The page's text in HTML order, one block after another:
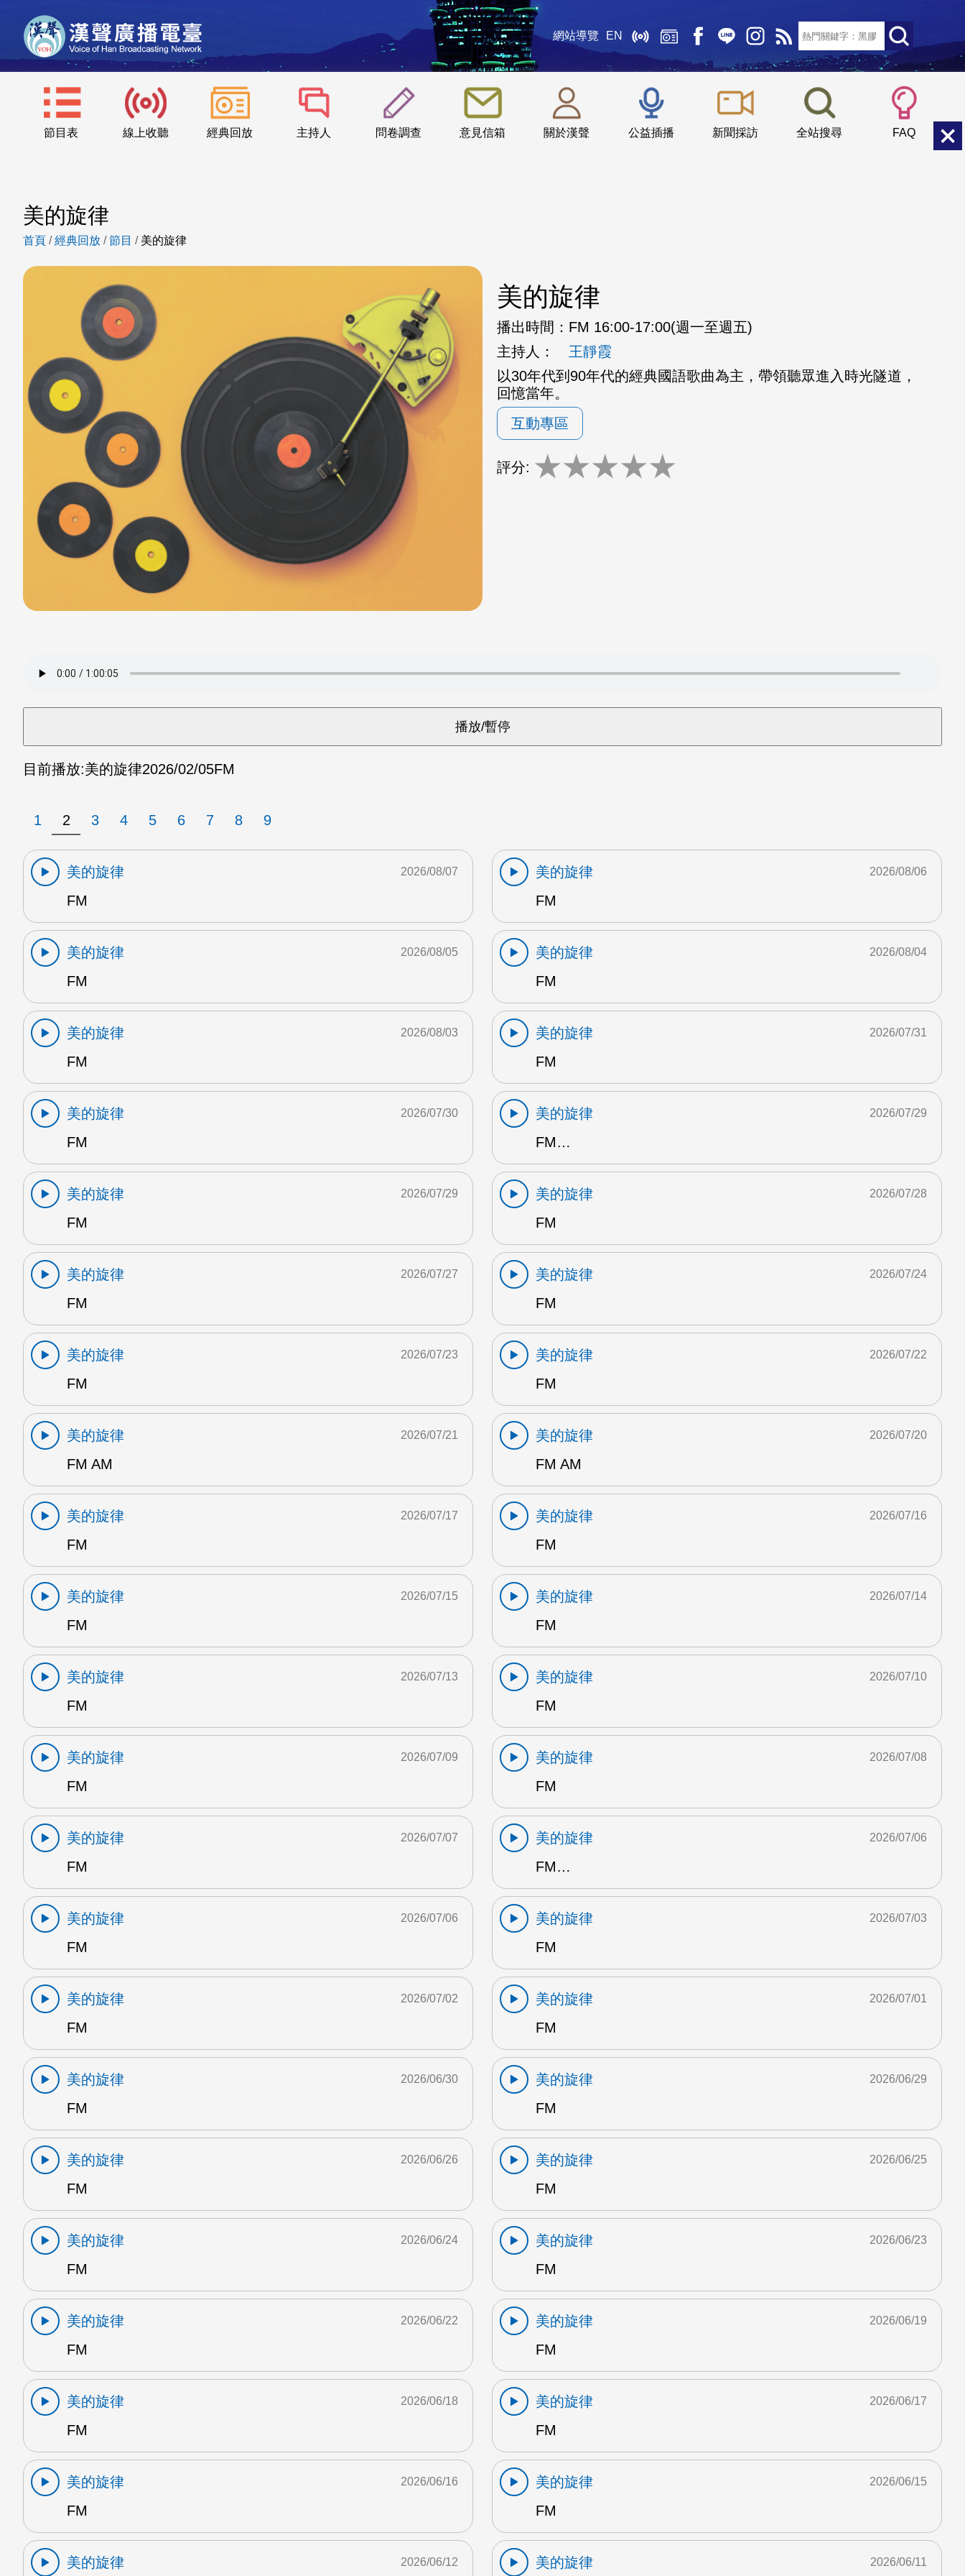
網站導覽 EN
節目表 線上收聽 經典回放 主持人 問卷調查 意見信箱 關於漢聲 公益插播 新聞採訪 全站搜尋 FAQ
::: 小 中
美的旋律
首頁 /經典回放 /節目 / 美的旋律
美的旋律
播出時間： FM 16:00-17:00(週一至週五)
主持人：
王靜霞
以30年代到90年代的經典國語歌曲為主，帶領聽眾進入時光隧道，
回憶當年。
互動專區
評分: ★★★★★
目前播放:美的旋律2026/02/05FM
1 2 3 4 5 6 7 8 9
美的旋律
FM
2026/08/07
美的旋律
FM
2026/08/06
美的旋律
FM
2026/08/05
美的旋律
FM
2026/08/04
美的旋律
FM
2026/08/03
美的旋律
FM
2026/07/31
美的旋律
FM
2026/07/30
美的旋律
FM…
2026/07/29
美的旋律
FM
2026/07/29
美的旋律
FM
2026/07/28
美的旋律
FM
2026/07/27
美的旋律
FM
2026/07/24
美的旋律
FM
2026/07/23
美的旋律
FM
2026/07/22
美的旋律
FM AM
2026/07/21
美的旋律
FM AM
2026/07/20
美的旋律
FM
2026/07/17
美的旋律
FM
2026/07/16
美的旋律
FM
2026/07/15
美的旋律
FM
2026/07/14
美的旋律
FM
2026/07/13
美的旋律
FM
2026/07/10
美的旋律
FM
2026/07/09
美的旋律
FM
2026/07/08
美的旋律
FM
2026/07/07
美的旋律
FM…
2026/07/06
美的旋律
FM
2026/07/06
美的旋律
FM
2026/07/03
美的旋律
FM
2026/07/02
美的旋律
FM
2026/07/01
美的旋律
FM
2026/06/30
美的旋律
FM
2026/06/29
美的旋律
FM
2026/06/26
美的旋律
FM
2026/06/25
美的旋律
FM
2026/06/24
美的旋律
FM
2026/06/23
美的旋律
FM
2026/06/22
美的旋律
FM
2026/06/19
美的旋律
FM
2026/06/18
美的旋律
FM
2026/06/17
美的旋律
FM
2026/06/16
美的旋律
FM
2026/06/15
美的旋律 2026/06/12 美的旋律 2026/06/11